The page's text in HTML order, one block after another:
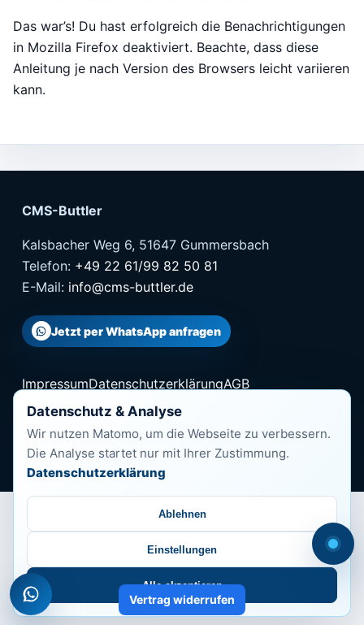
Das war’s! Du hast erfolgreich die Benachrichtigungen
in Mozilla Firefox deaktiviert. Beachte, dass diese
Anleitung je nach Version des Browsers leicht variieren
kann.
CMS-Buttler
Kalsbacher Weg 6, 51647 Gummersbach
Telefon: +49 22 61/99 82 50 81
E-Mail: info@cms-buttler.de
Jetzt per WhatsApp anfragen
ImpressumDatenschutzerklärungAGB
Cookie-Richtlinie Barrierefreiheit
© 2026 CMS-Buttler
Datenschutz & Analyse
Wir nutzen Matomo, um die Webseite zu verbessern.
Die Analyse startet nur mit Ihrer Zustimmung.
Datenschutzerklärung
Ablehnen
Einstellungen
Alle akzeptieren
Vertrag widerrufen